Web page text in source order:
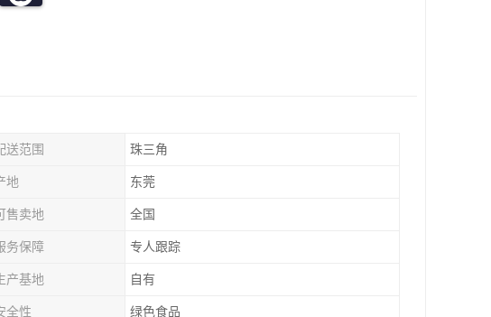
送范围 珠三角
地 东莞
售卖地 全国
务保障 专人跟踪
产基地 自有
全性 绿色食品